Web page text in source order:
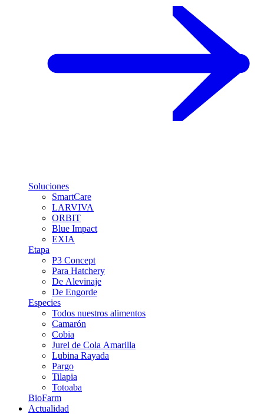
Soluciones
SmartCare
LARVIVA
ORBIT
Blue Impact
EXIA
Etapa
P3 Concept
Para Hatchery
De Alevinaje
De Engorde
Especies
Todos nuestros alimentos
Camarón
Cobia
Jurel de Cola Amarilla
Lubina Rayada
Pargo
Tilapia
Totoaba
BioFarm
Actualidad